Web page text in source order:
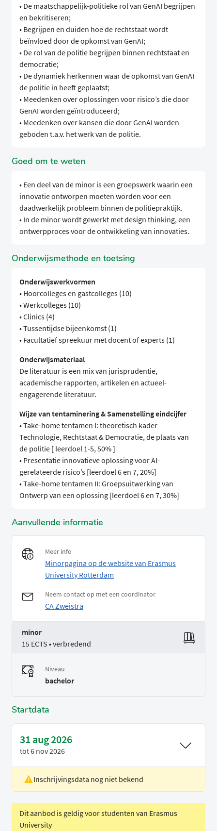
• De maatschappelijk-politieke rol van GenAI begrijpen
en bekritiseren;
• Begrijpen en duiden hoe de rechtstaat wordt
beïnvloed door de opkomst van GenAI;
• De rol van de politie begrijpen binnen rechtstaat en
democratie;
• De dynamiek herkennen waar de opkomst van GenAI
de politie in heeft geplaatst;
• Meedenken over oplossingen voor risico’s die door
GenAI worden geïntroduceerd;
• Meedenken over kansen die door GenAI worden
geboden t.a.v. het werk van de politie.
Goed om te weten
• Een deel van de minor is een groepswerk waarin een
innovatie ontworpen moeten worden voor een
daadwerkelijk probleem binnen de politiepraktijk.
• In de minor wordt gewerkt met design thinking, een
ontwerpproces voor de ontwikkeling van innovaties.
Onderwijsmethode en toetsing
Onderwijswerkvormen
• Hoorcolleges en gastcolleges (10)
• Werkcolleges (10)
• Clinics (4)
• Tussentijdse bijeenkomst (1)
• Facultatief spreekuur met docent of experts (1)
Onderwijsmateriaal
De literatuur is een mix van jurisprudentie,
academische rapporten, artikelen en actueel-
engagerende literatuur.
Wijze van tentaminering & Samenstelling eindcijfer
• Take-home tentamen I: theoretisch kader
Technologie, Rechtstaat & Democratie, de plaats van
de politie [ leerdoel 1-5, 50% ]
• Presentatie innovatieve oplossing voor AI-
gerelateerde risico’s [leerdoel 6 en 7, 20%]
• Take-home tentamen II: Groepsuitwerking van
Ontwerp van een oplossing [leerdoel 6 en 7, 30%]
Aanvullende informatie
Meer info
Minorpagina op de website van Erasmus
University Rotterdam
Neem contact op met een coordinator
CA Zweistra
minor
15 ECTS • verbredend
Niveau
bachelor
Startdata
31 aug 2026
tot6 nov 2026
Locatie
Rotterdam
Inschrijvingsdata nog niet bekend
Dit aanbod is geldig voor studenten van Erasmus
University